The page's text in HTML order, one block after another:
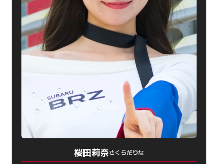
桜田莉奈さくらだりな